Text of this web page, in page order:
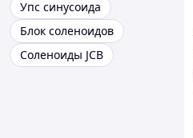
Упс синусоида
Блок соленоидов
Соленоиды JCB